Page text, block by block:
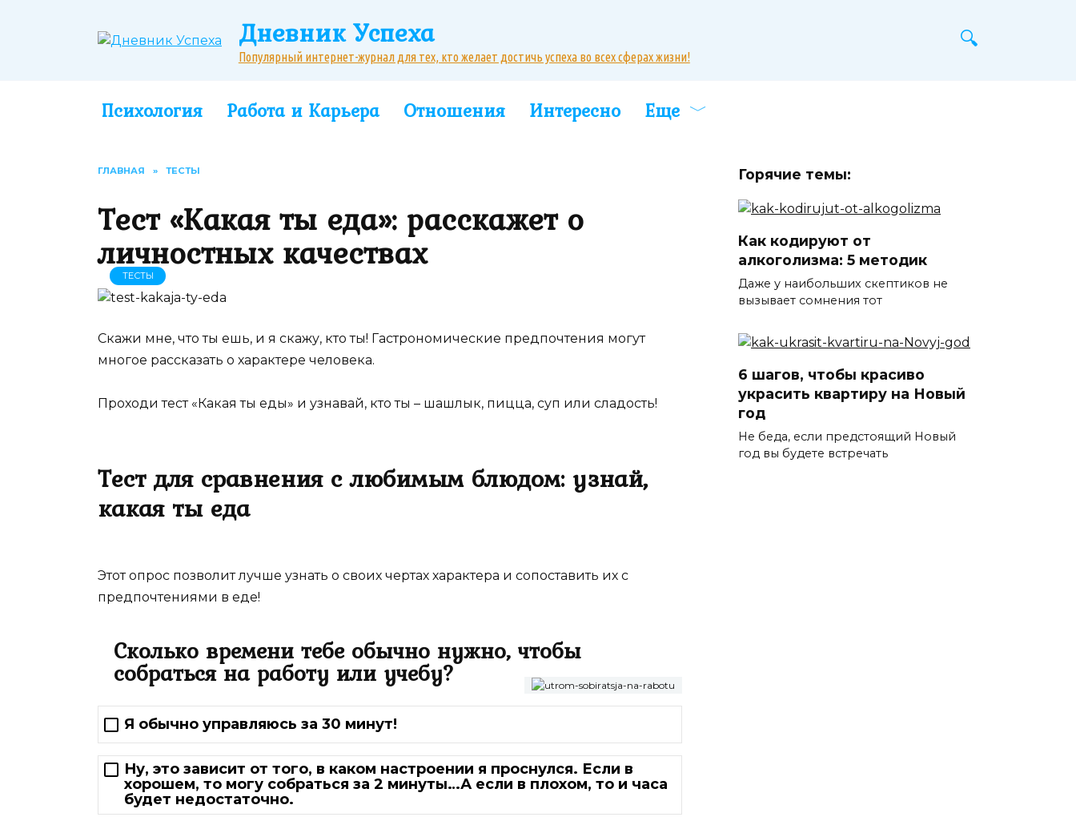
Дневник Успеха
Популярный интернет-журнал для тех, кто желает достичь успеха во всех сферах жизни!
Психология Работа и Карьера Отношения Интересно Еще
ГЛАВНАЯ » ТЕСТЫ
Тест «Какая ты еда»: расскажет о
личностных качествах
ТЕСТЫ
Скажи мне, что ты ешь, и я скажу, кто ты! Гастрономические предпочтения могут
многое рассказать о характере человека.
Проходи тест «Какая ты еды» и узнавай, кто ты – шашлык, пицца, суп или сладость!
Тест для сравнения с любимым блюдом: узнай,
какая ты еда
Этот опрос позволит лучше узнать о своих чертах характера и сопоставить их с
предпочтениями в еде!
Сколько времени тебе обычно нужно, чтобы
собраться на работу или учебу?
Я обычно управляюсь за 30 минут!
Ну, это зависит от того, в каком настроении я проснулся. Если в
хорошем, то могу собраться за 2 минуты…А если в плохом, то и часа
будет недостаточно.
Горячие темы:
Как кодируют от
алкоголизма: 5 методик
Даже у наибольших скептиков не
вызывает сомнения тот
6 шагов, чтобы красиво
украсить квартиру на Новый
год
Не беда, если предстоящий Новый
год вы будете встречать